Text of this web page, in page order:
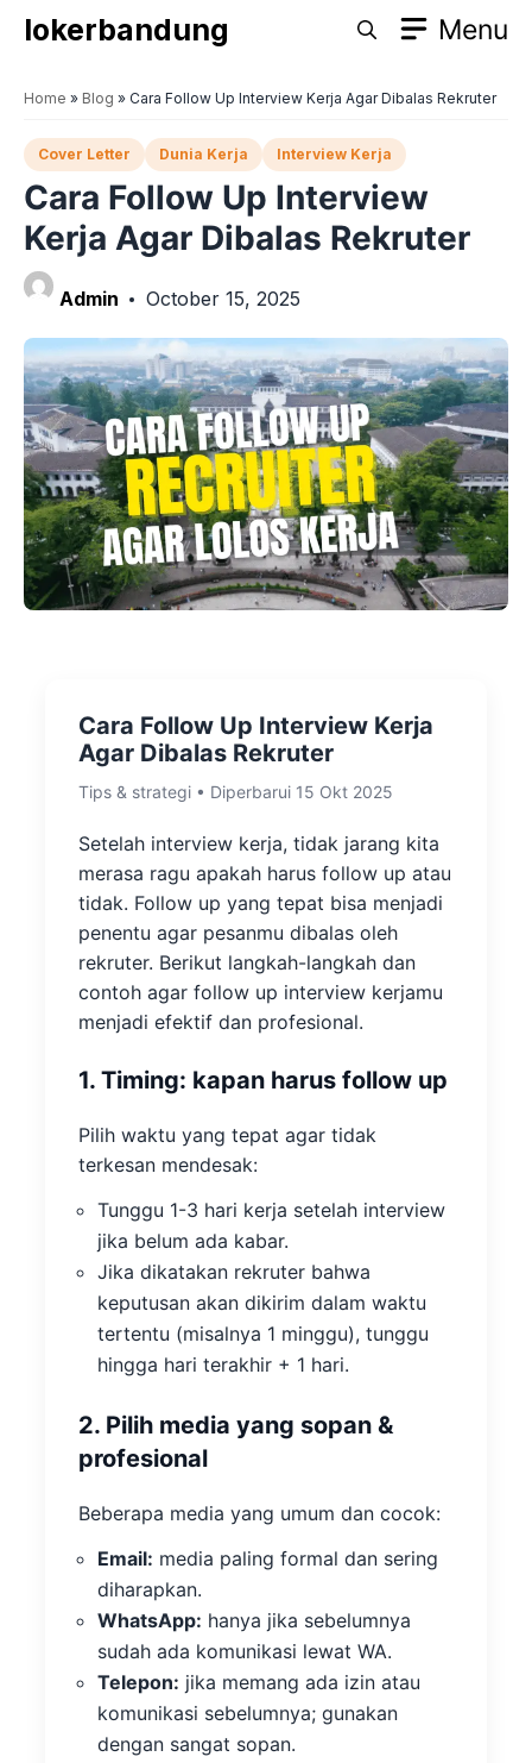
Skiplokerbandung Menu
Home » Blog » Cara Follow Up Interview Kerja Agar Dibalas Rekruter
Cover Letter Dunia Kerja Interview Kerja
Cara Follow Up Interview
Kerja Agar Dibalas Rekruter
Admin October 15, 2025
Cara Follow Up Interview Kerja
Agar Dibalas Rekruter
Tips & strategi • Diperbarui 15 Okt 2025
Setelah interview kerja, tidak jarang kita
merasa ragu apakah harus follow up atau
tidak. Follow up yang tepat bisa menjadi
penentu agar pesanmu dibalas oleh
rekruter. Berikut langkah-langkah dan
contoh agar follow up interview kerjamu
menjadi efektif dan profesional.
1. Timing: kapan harus follow up
Pilih waktu yang tepat agar tidak
terkesan mendesak:
Tunggu 1-3 hari kerja setelah interview
jika belum ada kabar.
Jika dikatakan rekruter bahwa
keputusan akan dikirim dalam waktu
tertentu (misalnya 1 minggu), tunggu
hingga hari terakhir + 1 hari.
2. Pilih media yang sopan &
profesional
Beberapa media yang umum dan cocok:
Email: media paling formal dan sering
diharapkan.
WhatsApp: hanya jika sebelumnya
sudah ada komunikasi lewat WA.
Telepon: jika memang ada izin atau
komunikasi sebelumnya; gunakan
dengan sangat sopan.